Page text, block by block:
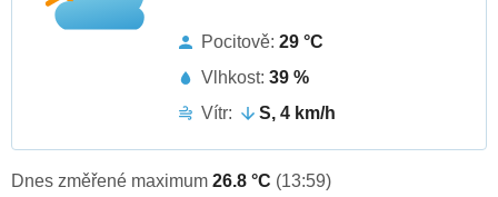
Pocitově: 29 °C
Vlhkost: 39 %
Vítr:
S, 4 km/h
Dnes změřené maximum 26.8 °C (13:59)